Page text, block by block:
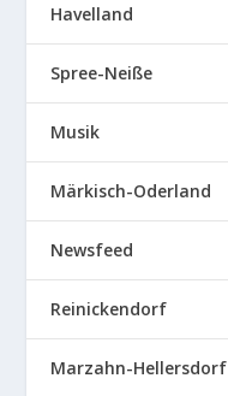
Havelland
Spree-Neiße
Musik
Märkisch-Oderland
Newsfeed
Reinickendorf
Marzahn-Hellersdorf